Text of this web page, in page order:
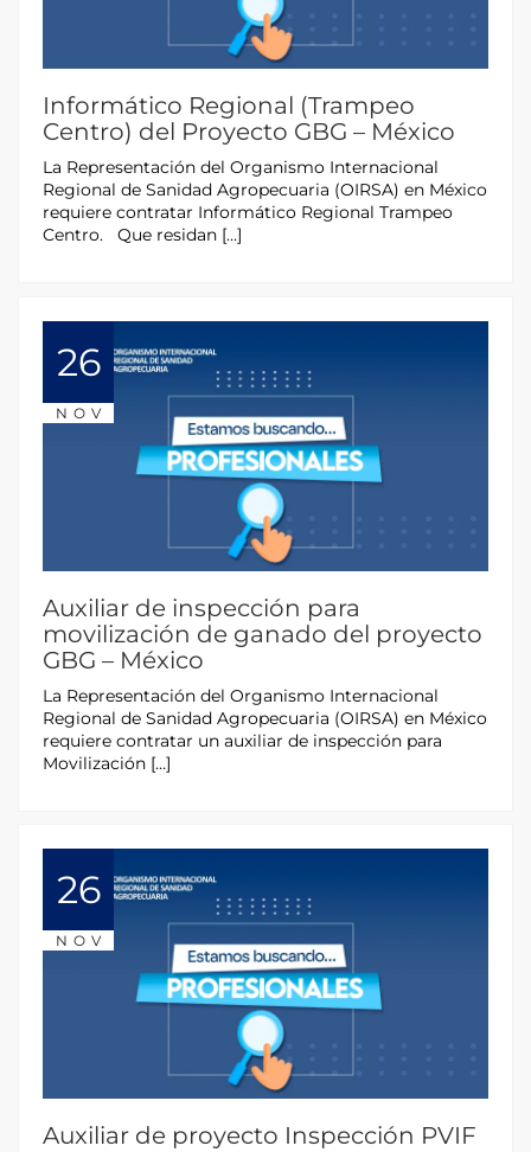
Informático Regional (Trampeo
Centro) del Proyecto GBG – México
La Representación del Organismo Internacional
Regional de Sanidad Agropecuaria (OIRSA) en México
requiere contratar Informático Regional Trampeo
Centro. Que residan […]
26
NOV
Auxiliar de inspección para
movilización de ganado del proyecto
GBG – México
La Representación del Organismo Internacional
Regional de Sanidad Agropecuaria (OIRSA) en México
requiere contratar un auxiliar de inspección para
Movilización […]
26
NOV
Auxiliar de proyecto Inspección PVIF